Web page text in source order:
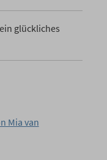
glückliches
Mia van